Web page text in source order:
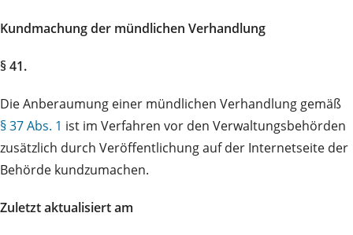
Kundmachung der mündlichen Verhandlung
§ 41.
Die Anberaumung einer mündlichen Verhandlung gemäß
§ 37 Abs. 1 ist im Verfahren vor den Verwaltungsbehörden
zusätzlich durch Veröffentlichung auf der Internetseite der
Behörde kundzumachen.
Zuletzt aktualisiert am